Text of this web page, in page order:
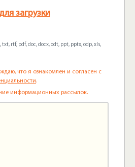
загрузки
rtf, pdf, doc, docx, odt, ppt, pptx, odp, xls,
что я ознакомлен и согласен с
.
информационных рассылок.